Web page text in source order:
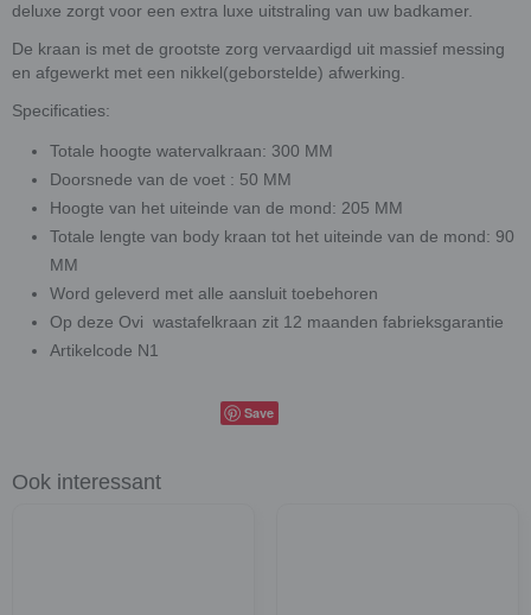
deluxe zorgt voor een extra luxe uitstraling van uw badkamer.
De kraan is met de grootste zorg vervaardigd uit massief messing
en afgewerkt met een nikkel(geborstelde) afwerking.
Specificaties:
Totale hoogte watervalkraan: 300 MM
Doorsnede van de voet : 50 MM
Hoogte van het uiteinde van de mond: 205 MM
Totale lengte van body kraan tot het uiteinde van de mond: 90
MM
Word geleverd met alle aansluit toebehoren
Op deze Ovi wastafelkraan zit 12 maanden fabrieksgarantie
Artikelcode N1
Save
Ook interessant